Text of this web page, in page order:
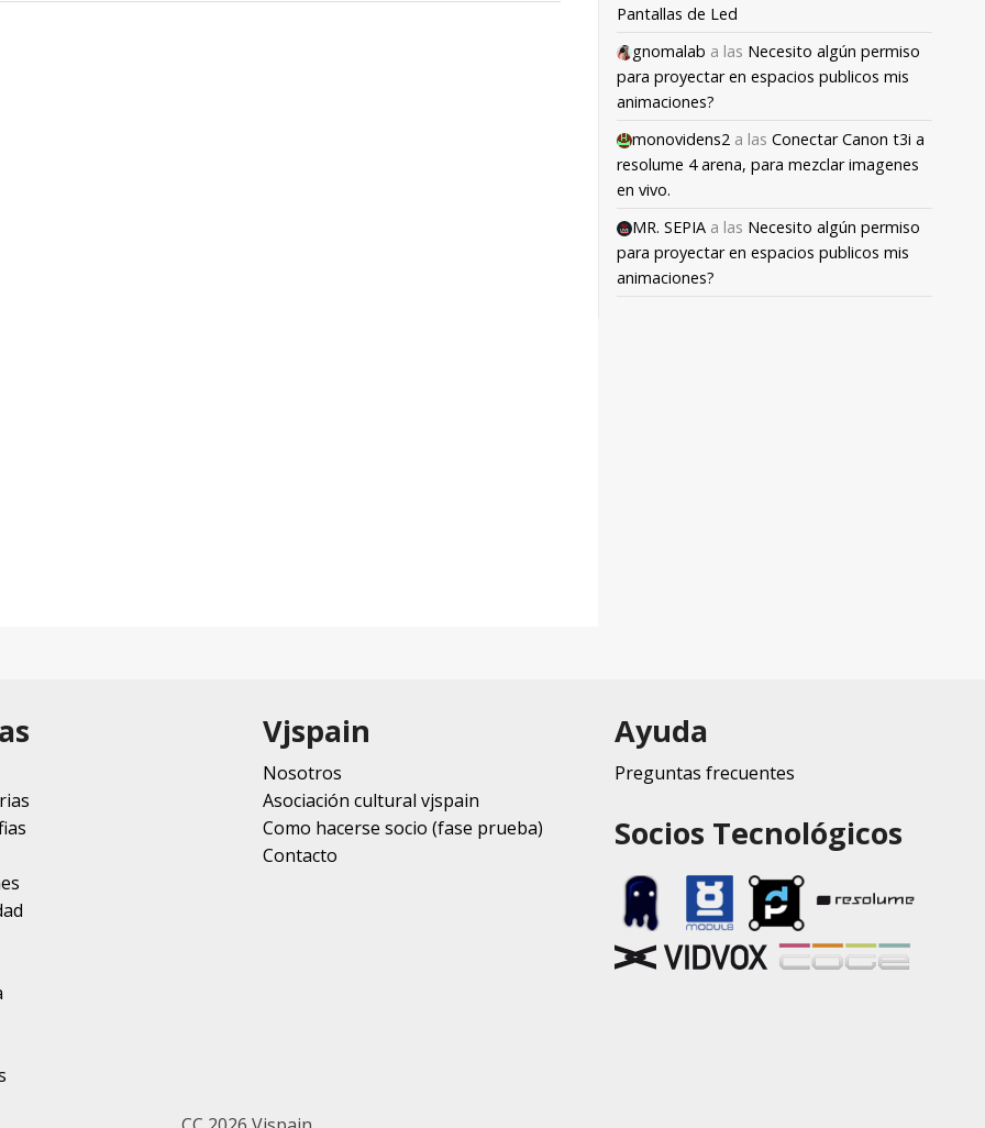
Pantallas de Led
gnomalab a las Necesito algún permiso
para proyectar en espacios publicos mis
animaciones?
monovidens2 a las Conectar Canon t3i a
resolume 4 arena, para mezclar imagenes
en vivo.
MR. SEPIA a las Necesito algún permiso
para proyectar en espacios publicos mis
animaciones?
Vjspain
Nosotros
Asociación cultural vjspain
Como hacerse socio (fase prueba)
Contacto
Ayuda
Preguntas frecuentes
Socios Tecnológicos